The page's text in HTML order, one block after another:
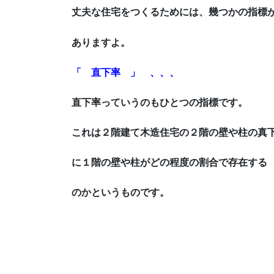
丈夫な住宅をつくるためには、幾つかの指標
ありますよ。
「 直下率 」 、、、
直下率っていうのもひとつの指標です。
これは２階建て木造住宅の２階の壁や柱の真
に１階の壁や柱がどの程度の割合で存在する
のかというものです。